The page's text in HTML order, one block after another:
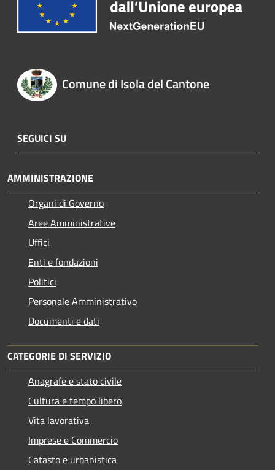
Comune di Isola del Cantone
SEGUICI SU
AMMINISTRAZIONE
Organi di Governo
Aree Amministrative
Uffici
Enti e fondazioni
Politici
Personale Amministrativo
Documenti e dati
CATEGORIE DI SERVIZIO
Anagrafe e stato civile
Cultura e tempo libero
Vita lavorativa
Imprese e Commercio
Catasto e urbanistica